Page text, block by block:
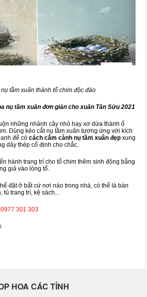
tầm xuân thành tổ chim độc đáo
nụ tầm xuân đơn giản cho xuân Tân Sửu 2021
những nhánh cây nhỏ hay xơ dừa thành ổ
Dùng kéo cắt nụ tầm xuân tương ứng với kích
để có cách cắm cành nụ tầm xuân đẹp xung
dây thép cố định cho chắc.
hành trang trí cho tổ chim thêm sinh động bằng
giả vào lòng tổ.
đặt ở bất cứ nơi nào trong nhà, có thể là bàn
tủ trang trí, kệ sách...
0977 301 303
HOA CÁC TỈNH